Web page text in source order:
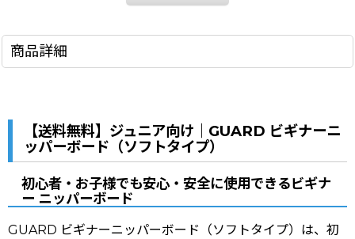
商品詳細
【送料無料】ジュニア向け｜GUARD ビギナーニ
ッパーボード（ソフトタイプ）
初心者・お子様でも安心・安全に使用できるビギナ
ー ニッパーボード
GUARD ビギナーニッパーボード（ソフトタイプ）は、初